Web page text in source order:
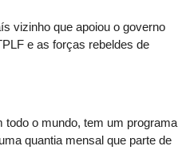
vizinho que apoiou o governo
e as forças rebeldes de
todo o mundo, tem um programa
quantia mensal que parte de